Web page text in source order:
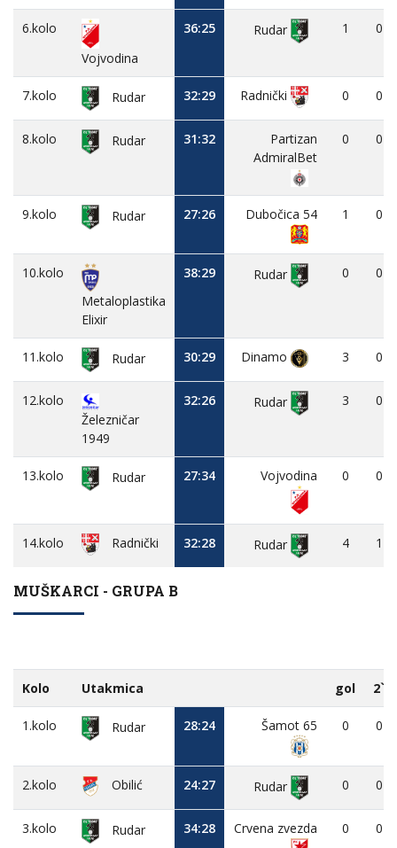
6.kolo
Vojvodina
36:25 Rudar 1 0
7.kolo Rudar 32:29 Radnički 0 0
8.kolo Rudar 31:32
Partizan
AdmiralBet
0 0
9.kolo Rudar 27:26 Dubočica 54 1 0
10.kolo
Metaloplastika
Elixir
38:29 Rudar 0 0
11.kolo Rudar 30:29 Dinamo 3 0
12.kolo
Železničar
1949
32:26 Rudar 3 0
13.kolo Rudar 27:34 Vojvodina 0 0
14.kolo Radnički 32:28 Rudar 4 1
MUŠKARCI - GRUPA B
Kolo Utakmica gol 2`
1.kolo Rudar 28:24 Šamot 65 0 0
2.kolo Obilić 24:27 Rudar 0 0
3.kolo Rudar 34:28 Crvena zvezda 0 0